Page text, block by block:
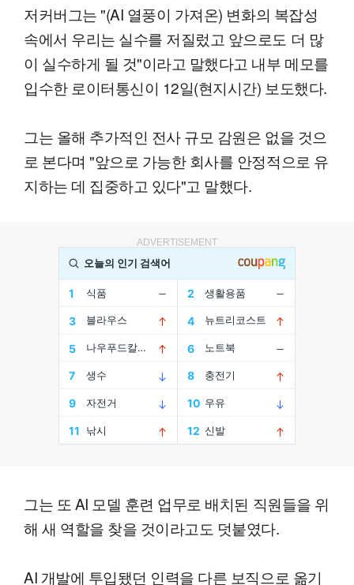
저커버그는 "(AI 열풍이 가져온) 변화의 복잡성
속에서 우리는 실수를 저질렀고 앞으로도 더 많
이 실수하게 될 것"이라고 말했다고 내부 메모를
입수한 로이터통신이 12일(현지시간) 보도했다.
그는 올해 추가적인 전사 규모 감원은 없을 것으
로 본다며 "앞으로 가능한 회사를 안정적으로 유
지하는 데 집중하고 있다"고 말했다.
ADVERTISEMENT
그는 또 AI 모델 훈련 업무로 배치된 직원들을 위
해 새 역할을 찾을 것이라고도 덧붙였다.
AI 개발에 투입됐던 인력을 다른 보직으로 옮기